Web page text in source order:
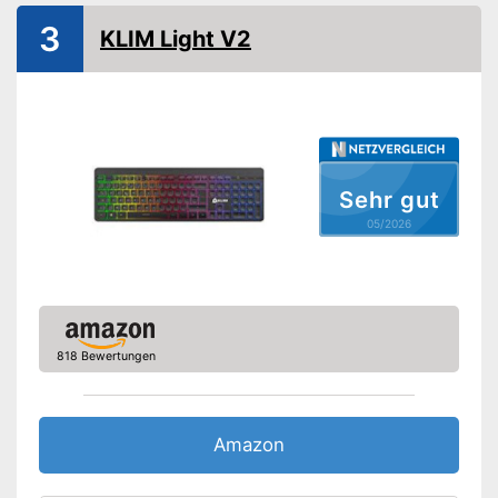
Gewicht
siehe Anbieter
Sehr gut
05/2026
3 KLIM Light V2
818 Bewertungen
Amazon